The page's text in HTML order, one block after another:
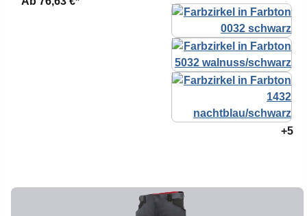
+5